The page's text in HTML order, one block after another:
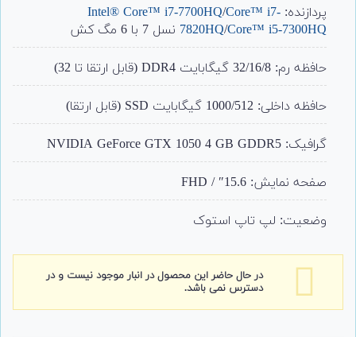
مشتری
پردازنده: Intel® Core™ i7-7700HQ/Core™ i7-
7820HQ/Core™ i5-7300HQ نسل 7 با 6 مگ کش
حافظه رم: 32/16/8 گیگابایت DDR4 (قابل ارتقا تا 32)
حافظه داخلی: 1000/512 گیگابایت SSD (قابل ارتقا)
گرافیک: NVIDIA GeForce GTX 1050 4 GB GDDR5
صفحه نمایش: 15.6″ / FHD
وضعیت: لپ تاپ استوک
در حال حاضر این محصول در انبار موجود نیست و در
دسترس نمی باشد.